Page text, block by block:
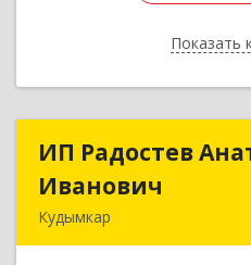
Показать
ИП Радостев
Иванович
Кудымкар
ИП